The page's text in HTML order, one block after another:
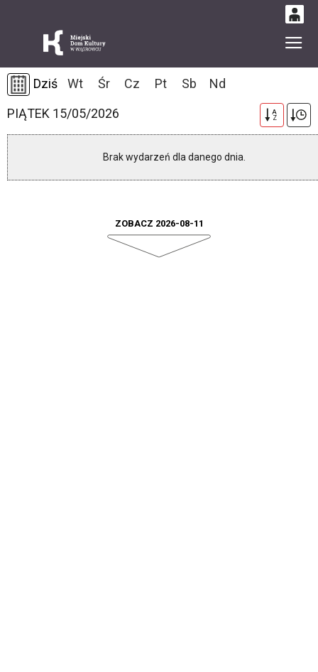
PLN Dziś Wt Śr Cz Pt Sb
Nd
PIĄTEK 15/05/2026
A
Z
Brak wydarzeń dla danego dnia.
ZOBACZ 2026-08-11